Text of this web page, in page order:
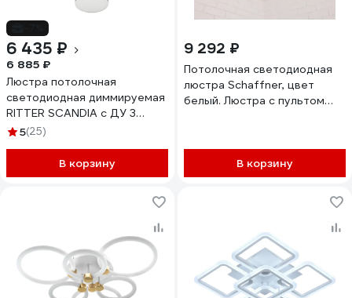
6 435 ₽
6 885 ₽
Люстра потолочная
светодиодная диммируемая
RITTER SCANDIA с ДУ 3
режима 520x170 45Вт
белый/дерево 51589 4
5(25)
В корзину
9 292 ₽
Потолочная светодиодная
люстра Schaffner, цвет
белый. Люстра с пультом
Sera 2590-9
В корзину